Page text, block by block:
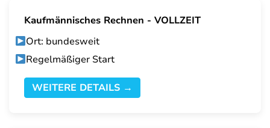
Kaufmännisches Rechnen - VOLLZEIT
Ort: bundesweit
Regelmäßiger Start
WEITERE DETAILS →